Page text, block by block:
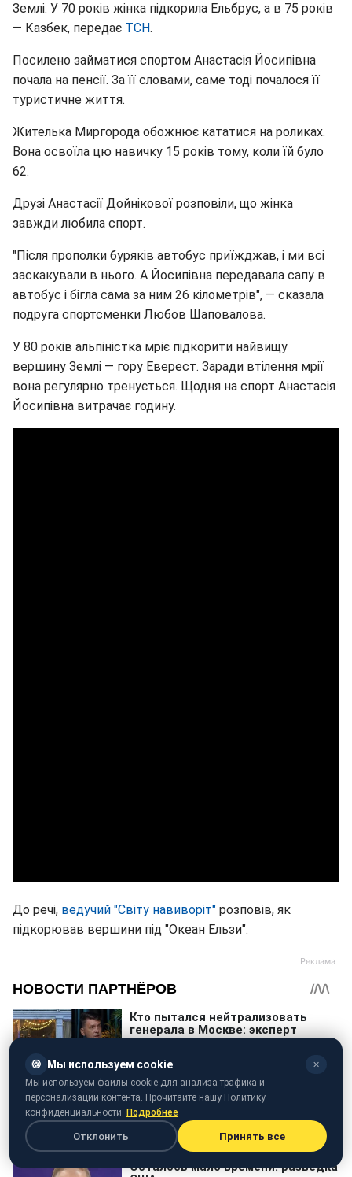
Землі. У 70 років жінка підкорила Ельбрус, а в 75 років
— Казбек, передає ТСН.
Посилено займатися спортом Анастасія Йосипівна
почала на пенсії. За її словами, саме тоді почалося її
туристичне життя.
Жителька Миргорода обожнює кататися на роликах.
Вона освоїла цю навичку 15 років тому, коли їй було
62.
Друзі Анастасії Дойнікової розповіли, що жінка
завжди любила спорт.
"Після прополки буряків автобус приїжджав, і ми всі
заскакували в нього. А Йосипівна передавала сапу в
автобус і бігла сама за ним 26 кілометрів", — сказала
подруга спортсменки Любов Шаповалова.
У 80 років альпіністка мріє підкорити найвищу
вершину Землі — гору Еверест. Заради втілення мрії
вона регулярно тренується. Щодня на спорт Анастасія
Йосипівна витрачає годину.
До речі, ведучий "Світу навиворіт" розповів, як
підкорював вершини під "Океан Ельзи".
🍪 Мы используем cookie ✕
Мы используем файлы cookie для анализа трафика и
персонализации контента. Прочитайте нашу Политику
конфиденциальности. Подробнее
Отклонить Принять все